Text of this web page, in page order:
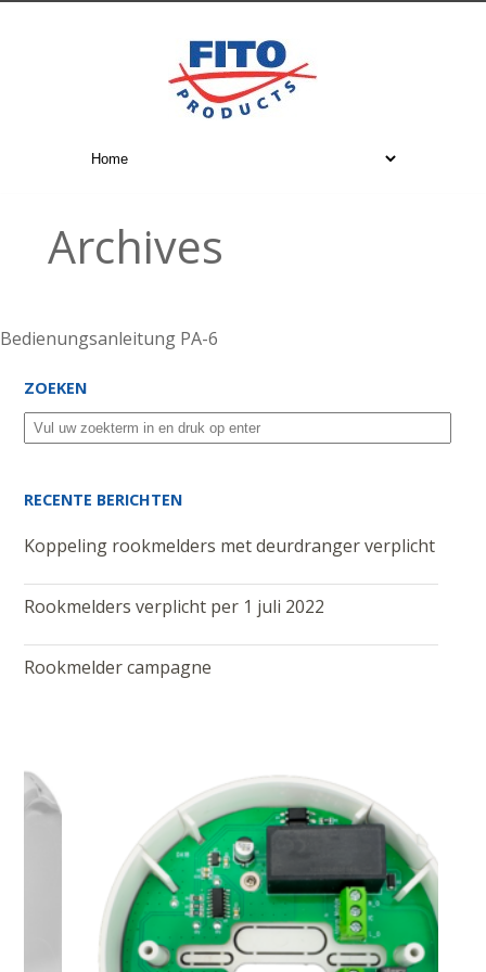
Archives
Bedienungsanleitung PA-6
ZOEKEN
RECENTE BERICHTEN
Koppeling rookmelders met deurdranger verplicht
Rookmelders verplicht per 1 juli 2022
Rookmelder campagne